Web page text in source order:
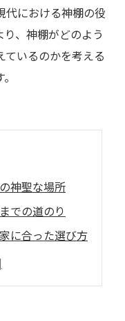
代における神棚の役
、神棚がどのよう
ているのかを考える
神聖な場所
での道のり
に合った選び方
を深めるために
謝と祈りの象徴